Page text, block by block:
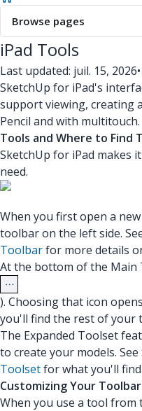
Browse pages
iPad Tools
Last updated: juil. 15, 2026•
SketchUp for iPad's
support viewing, creating
Pencil and with multitouch.
Tools and Where to Find
SketchUp for iPad makes
need.
When you first open a
toolbar on the left side.
Toolbarfor more details
At the bottom of the Main
). Choosing that icon
you'll find the rest of your
The Expanded Toolset
to create your models.
Toolsetfor what you'll
Customizing Your Toolbar
When you use a tool from